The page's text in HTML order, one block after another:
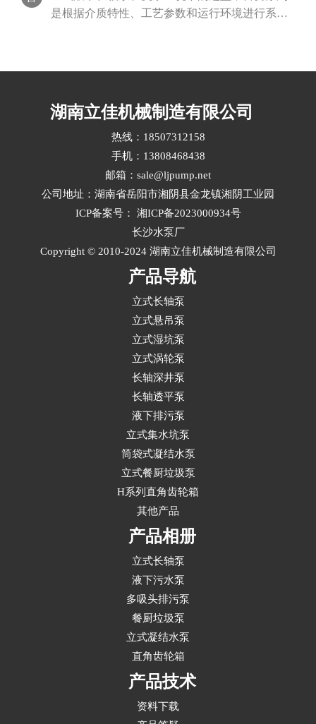
化维护计划，结合关键参数监控与周期性干预，
实现寿命延长30%以上‌。···
是根据介质特性、工艺参数和运行环境进行系统
封结构和配套标准多维度综合评估立式液下长轴
泵选型。···
湖南立佳机械制造有限公司
热线：18507312158
手机：13808468438
邮箱：sale@ljpump.net
公司地址：湖南省岳阳市湘阴县金龙镇湘阴工业园
ICP备案号：
湘ICP备2023000934号
长沙水泵厂
Copyright © 2010-2024 湖南立佳机械制造有限公司
产品导航
立式长轴泵
立式悬吊泵
立式湿坑泵
立式涡轮泵
长轴深井泵
长轴透平泵
液下排污泵
立式集水坑泵
筒袋式凝结水泵
立式餐厨垃圾泵
H系列直角齿轮箱
其他产品
产品相册
立式长轴泵
液下污水泵
多吸头排污泵
餐厨垃圾泵
立式凝结水泵
直角齿轮箱
产品技术
资料下载